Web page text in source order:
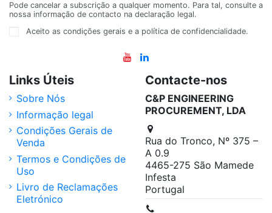
Pode cancelar a subscrição a qualquer momento. Para tal, consulte a
nossa informação de contacto na declaração legal.
Aceito as condições gerais e a política de confidencialidade.
Links Úteis
Sobre Nós
Informação legal
Condições Gerais de
Venda
Termos e Condições de
Uso
Livro de Reclamações
Eletrónico
Contacte-nos
C&P ENGINEERING
PROCUREMENT, LDA
Rua do Tronco, Nº 375 –
A 0.9
4465-275 São Mamede
Infesta
Portugal